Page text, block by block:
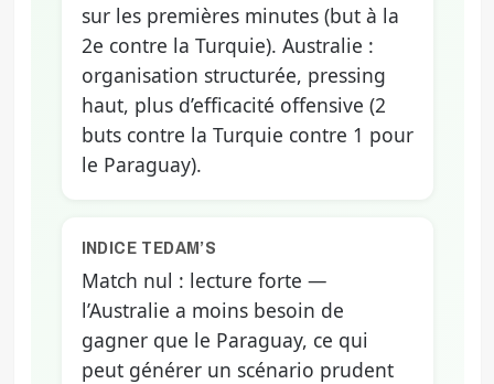
sur les premières minutes (but à la
2e contre la Turquie). Australie :
organisation structurée, pressing
haut, plus d’efficacité offensive (2
buts contre la Turquie contre 1 pour
le Paraguay).
INDICE TEDAM’S
Match nul : lecture forte —
l’Australie a moins besoin de
gagner que le Paraguay, ce qui
peut générer un scénario prudent